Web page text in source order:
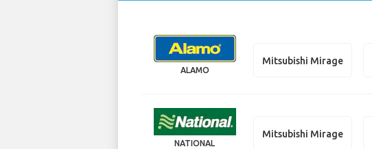
ALAMO
Mitsubishi Mirage
NATIONAL
Mitsubishi Mirage